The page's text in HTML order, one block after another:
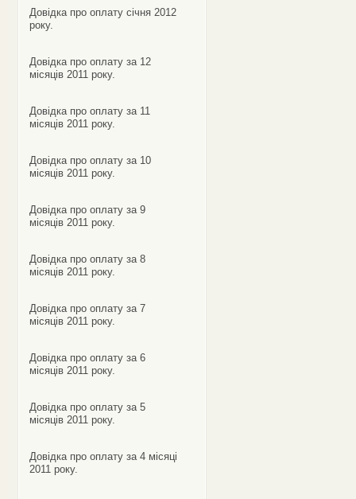
Довідка про оплату січня 2012
року.
Довідка про оплату за 12
місяців 2011 року.
Довідка про оплату за 11
місяців 2011 року.
Довідка про оплату за 10
місяців 2011 року.
Довідка про оплату за 9
місяців 2011 року.
Довідка про оплату за 8
місяців 2011 року.
Довідка про оплату за 7
місяців 2011 року.
Довідка про оплату за 6
місяців 2011 року.
Довідка про оплату за 5
місяців 2011 року.
Довідка про оплату за 4 місяці
2011 року.